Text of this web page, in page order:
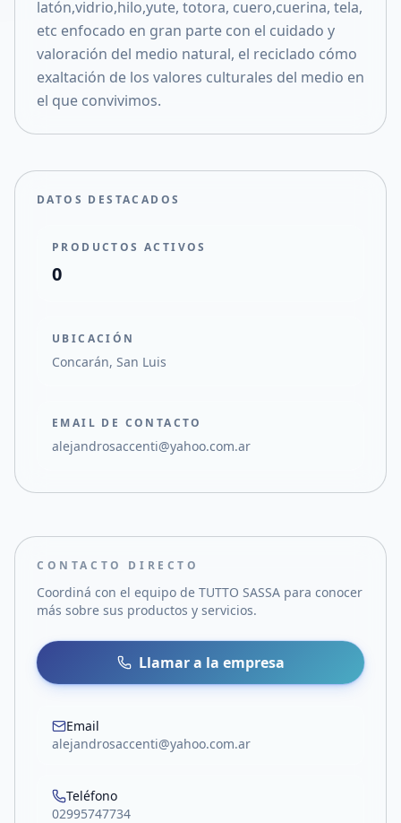
latón,vidrio,hilo,yute, totora, cuero,cuerina, tela,
etc enfocado en gran parte con el cuidado y
valoración del medio natural, el reciclado cómo
exaltación de los valores culturales del medio en
el que convivimos.
DATOS DESTACADOS
PRODUCTOS ACTIVOS
0
UBICACIÓN
Concarán, San Luis
EMAIL DE CONTACTO
alejandrosaccenti@yahoo.com.ar
CONTACTO DIRECTO
Coordiná con el equipo de TUTTO SASSA para conocer
más sobre sus productos y servicios.
Llamar a la empresa
Email
alejandrosaccenti@yahoo.com.ar
Teléfono
02995747734